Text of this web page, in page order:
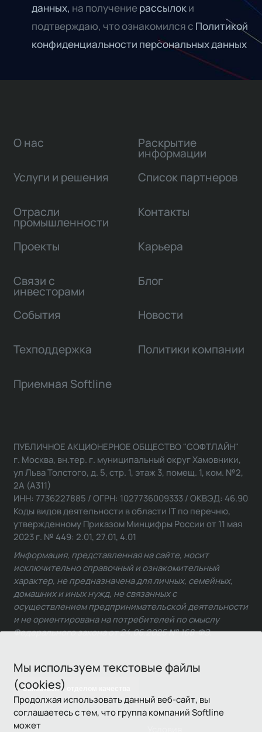
данных, на получениерассылоки
подтверждаю, что ознакомился с Политикой
конфиденциальности персональных данных
Мы используем текстовые файлы
(cookies)
Продолжая использовать данный веб-сайт, вы
соглашаетесь с тем, что группа компаний Softline
может
О нас
Услуги и решения
Отрасли
промышленности
Проекты
Связи с
инвесторами
Раскрытие
информации
Список партнеров
Контакты
Карьера
Блог
События Новости
Техподдержка Политики компании
Приемная Softline
Связаться с отделом качества
ПУБЛИЧНОЕ АКЦИОНЕРНОЕ ОБЩЕСТВО "СОФТЛАЙН"
г. Москва, вн.тер. г. муниципальный округ Хамовники,
ул Льва Толстого, д. 5, стр. 1, этаж 3, помещ. 1, ком. №2,
2А (А311)
ИНН: 7736227885 / ОГРН: 1027736009333 / ОКВЭД: 46.90
Коды видов деятельности в области IT по перечню,
утвержденному Приказом Минцифры России от 11 мая
2023 г. № 449: 2.01, 27.01, 4.01
Информация, представленная на сайте, носит
исключительно справочный и ознакомительный
характер, не предназначена для личных, семейных,
домашних и иных нужд, не связанных с
осуществлением предпринимательской деятельности
и не ориентирована на потребителей по смыслу
Федерального закона от 24.06.2025 № 168-ФЗ.